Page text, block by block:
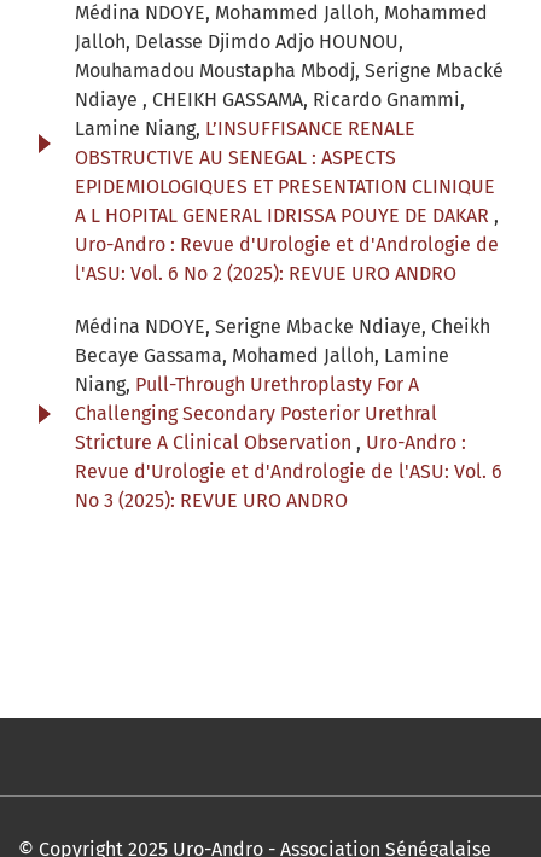
Médina NDOYE, Mohammed Jalloh, Mohammed
Jalloh, Delasse Djimdo Adjo HOUNOU,
Mouhamadou Moustapha Mbodj, Serigne Mbacké
Ndiaye , CHEIKH GASSAMA, Ricardo Gnammi,
Lamine Niang, L’INSUFFISANCE RENALE
OBSTRUCTIVE AU SENEGAL : ASPECTS
EPIDEMIOLOGIQUES ET PRESENTATION CLINIQUE
A L HOPITAL GENERAL IDRISSA POUYE DE DAKAR ,
Uro-Andro : Revue d'Urologie et d'Andrologie de
l'ASU: Vol. 6 No 2 (2025): REVUE URO ANDRO
Médina NDOYE, Serigne Mbacke Ndiaye, Cheikh
Becaye Gassama, Mohamed Jalloh, Lamine
Niang, Pull-Through Urethroplasty For A
Challenging Secondary Posterior Urethral
Stricture A Clinical Observation , Uro-Andro :
Revue d'Urologie et d'Andrologie de l'ASU: Vol. 6
No 3 (2025): REVUE URO ANDRO
© Copyright 2025 Uro-Andro - Association Sénégalaise